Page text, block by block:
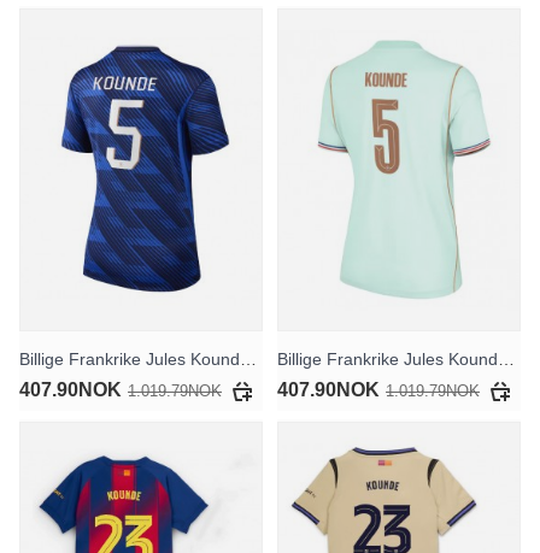
407.90NOK 1.019.79NOK 407.90NOK 1.019.79NOK